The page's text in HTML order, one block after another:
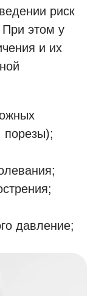
риск
При этом у
и их
порезы);
давление;